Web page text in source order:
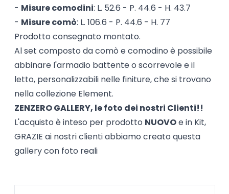
- Misure comodini: L. 52.6 - P. 44.6 - H. 43.7
- Misure comò: L. 106.6 - P. 44.6 - H. 77
Prodotto consegnato montato.
Al set composto da comò e comodino è possibile
abbinare l'armadio battente o scorrevole e il
letto, personalizzabili nelle finiture, che si trovano
nella collezione Element.
ZENZERO GALLERY, le foto dei nostri Clienti!!
L'acquisto è inteso per prodotto NUOVOe in Kit,
GRAZIE ai nostri clienti abbiamo creato questa
gallery con foto reali